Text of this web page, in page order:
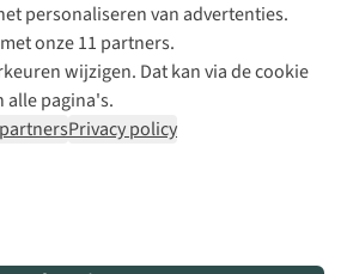
personaliseren van advertenties.
onze 11 partners.
wijzigen. Dat kan via de cookie
alle pagina's.
Privacy policy